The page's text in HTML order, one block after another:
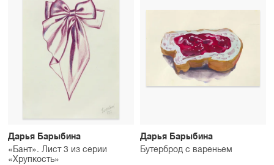
Дарья Барыбина
«Бант». Лист 3 из серии
«Хрупкость»
Дарья Барыбина
Бутерброд с вареньем